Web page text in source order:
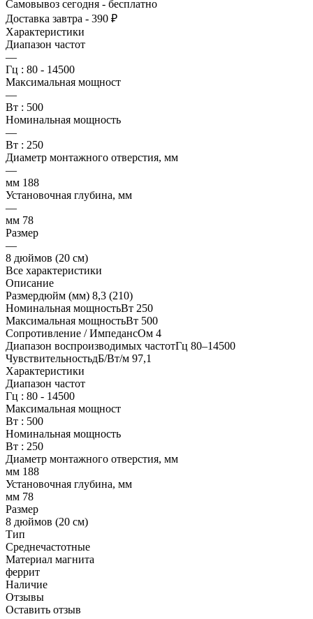
Самовывоз сегодня - бесплатно
Доставка завтра - 390 ₽
Характеристики
Диапазон частот
—
Гц : 80 - 14500
Максимальная мощност
—
Вт : 500
Номинальная мощность
—
Вт : 250
Диаметр монтажного отверстия, мм
—
мм 188
Установочная глубина, мм
—
мм 78
Размер
—
8 дюймов (20 см)
Все характеристики
Описание
Размердюйм (мм) 8,3 (210)
Номинальная мощностьВт 250
Максимальная мощностьВт 500
Сопротивление / ИмпедансОм 4
Диапазон воспроизводимых частотГц 80–14500
ЧувствительностьдБ/Вт/м 97,1
Характеристики
Диапазон частот
Гц : 80 - 14500
Максимальная мощност
Вт : 500
Номинальная мощность
Вт : 250
Диаметр монтажного отверстия, мм
мм 188
Установочная глубина, мм
мм 78
Размер
8 дюймов (20 см)
Тип
Среднечастотные
Материал магнита
феррит
Наличие
Отзывы
Оставить отзыв